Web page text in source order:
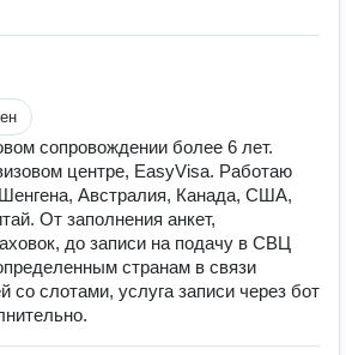
сопровождении более 6 лет.
центре, EasyVisa. Работаю
Австралия, Канада, США,
От заполнения анкет,
до записи на подачу в СВЦ
странам в связи
со слотами, услуга записи через бот